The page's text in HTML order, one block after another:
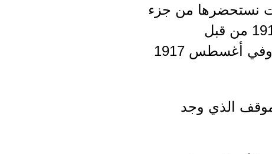
نستحضرها من جزء
قبل عام 1918 قُدمت مقترحات للسلام الأبيض في عام 1916 من قبل
الإمبراطور فرانز جوزيف ، وفي يوليو 1917 من قبل نواب ألمان ، وفي أغسطس 1917
1918 ، حيث دفعهم الموقف الذي وجد